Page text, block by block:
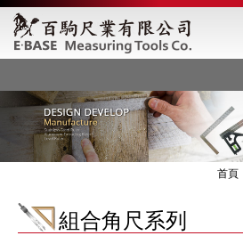
首頁
組合角尺系列